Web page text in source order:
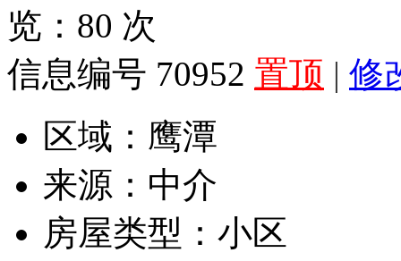
览： 80 次
信息编号 70952 置顶 | 修
区域： 鹰潭
来源： 中介
房屋类型： 小区